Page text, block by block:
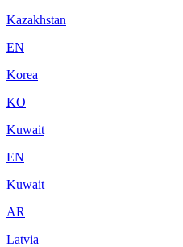
Kazakhstan
EN
Korea
KO
Kuwait
EN
Kuwait
AR
Latvia